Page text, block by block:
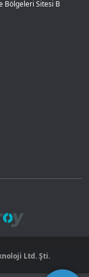
Bölgeleri Sitesi B
Ltd. Şti.